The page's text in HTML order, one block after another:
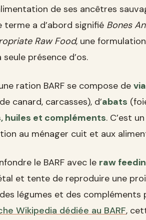
de ses ancêtres
terme a d’abord signifié Bones
Raw Food, une
présence d’os.
ration BARF se compose de
canard, carcasses), d’abats
huiles et compléments. C’est
au ménager cuit et aux
le BARF avec le raw
et tente de reproduire une
légumes et des
Wikipedia dédiée au BARF,